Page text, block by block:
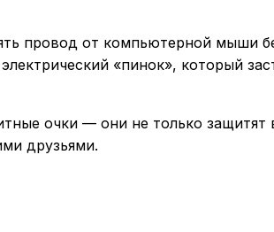
провод от компьютерной мыши
«пинок», который
очки — они не только защитят
друзьями.